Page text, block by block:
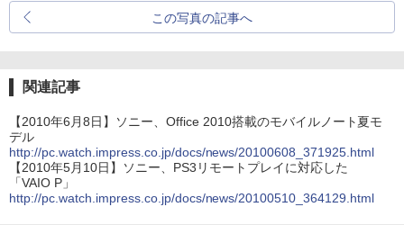
この写真の記事へ
関連記事
【2010年6月8日】ソニー、Office 2010搭載のモバイルノート夏モ
デル
http://pc.watch.impress.co.jp/docs/news/20100608_371925.html
【2010年5月10日】ソニー、PS3リモートプレイに対応した
「VAIO P」
http://pc.watch.impress.co.jp/docs/news/20100510_364129.html